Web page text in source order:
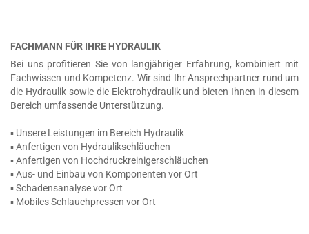
FACHMANN FÜR IHRE HYDRAULIK
Bei uns profitieren Sie von langjähriger Erfahrung, kombiniert mit
Fachwissen und Kompetenz. Wir sind Ihr Ansprechpartner rund um
die Hydraulik sowie die Elektrohydraulik und bieten Ihnen in diesem
Bereich umfassende Unterstützung.
▪ Unsere Leistungen im Bereich Hydraulik
▪ Anfertigen von Hydraulikschläuchen
▪ Anfertigen von Hochdruckreinigerschläuchen
▪ Aus- und Einbau von Komponenten vor Ort
▪ Schadensanalyse vor Ort
▪ Mobiles Schlauchpressen vor Ort